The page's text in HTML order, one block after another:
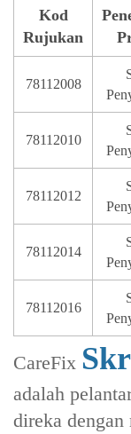
Kod
Rujukan
78112008
78112010
78112012
78112014
78112016
CareFix
adalah
direka